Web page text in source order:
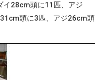
イ28cm頭に11匹、アジ
頭に3匹、アジ26cm頭